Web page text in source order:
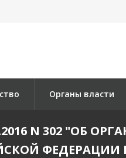
Органы власти
N 302 "ОБ
ФЕДЕРАЦИИ